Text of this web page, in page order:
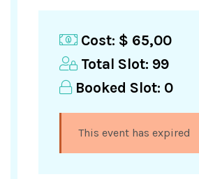
Cost: $ 65,00
Total Slot: 99
Booked Slot: 0
This event has expired